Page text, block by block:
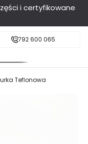
i certyfikowane
11:00
dostawa od 199 zł
792 600 065
Teflonowa